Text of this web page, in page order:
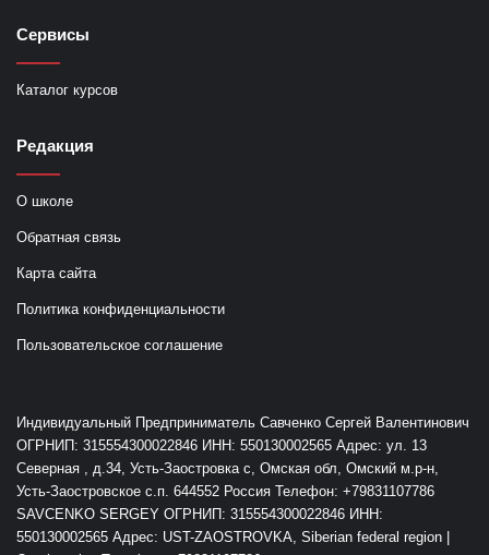
Сервисы
Каталог курсов
Редакция
О школе
Обратная связь
Карта сайта
Политика конфиденциальности
Пользовательское соглашение
Индивидуальный Предприниматель Савченко Сергей Валентинович
ОГРНИП: 315554300022846 ИНН: 550130002565 Адрес: ул. 13
Северная , д.34, Усть-Заостровка с, Омская обл, Омский м.р-н,
Усть-Заостровское с.п. 644552 Россия Телефон: +79831107786
SAVCENKO SERGEY ОГРНИП: 315554300022846 ИНН:
550130002565 Адрес: UST-ZAOSTROVKA, Siberian federal region |